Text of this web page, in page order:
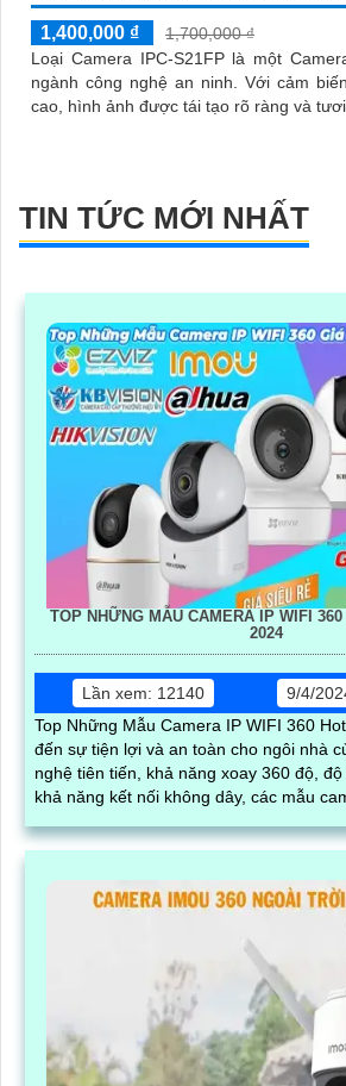
1,400,000 ₫
1,700,000 ₫
Loại Camera IPC-S21FP là một
ngành công nghệ an ninh. Với cảm biến CMOS chất lượng
cao, hình ảnh được tái tạo rõ ràng và
TIN TỨC MỚI NHẤT
TOP NHỮNG MẪU CAMERA IP WIFI
2024
Lần xem: 12140
9/4/
Top Những Mẫu Camera IP WIFI 360
đến sự tiện lợi và an toàn cho ngôi nhà của bạn.
nghệ tiên tiến, khả năng xoay 360 độ,
khả năng kết nối không dây, các mẫu
một cách hiệu quả